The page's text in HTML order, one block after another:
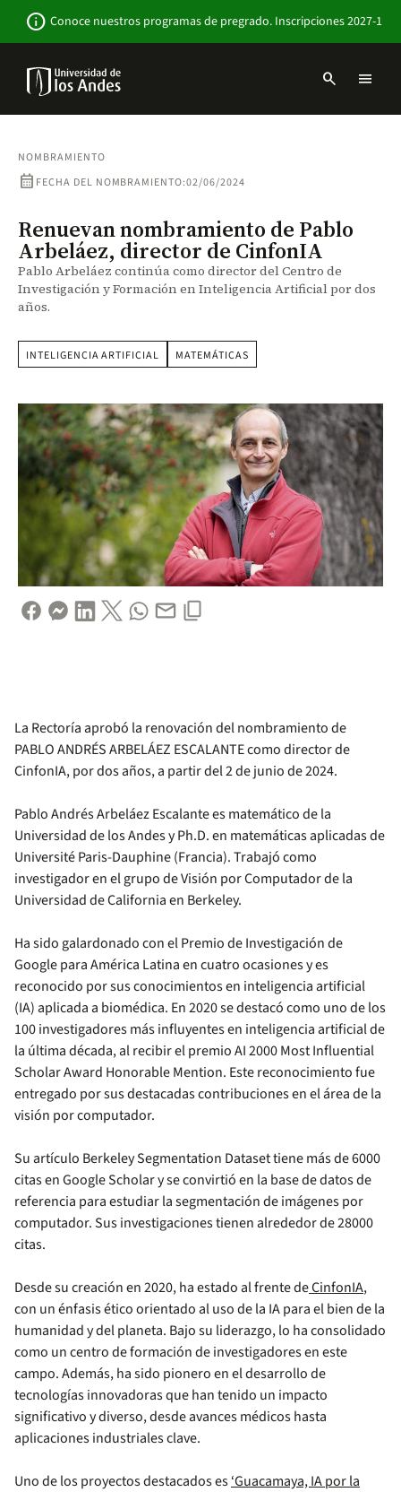
contenido
info Conoce nuestros programas de pregrado. Inscripciones 2027-1
Navbar
search menu
NOMBRAMIENTO
calendar_month FECHA DEL NOMBRAMIENTO:02/06/2024
Renuevan nombramiento de Pablo
Arbeláez, director de CinfonIA
Pablo Arbeláez continúa como director del Centro de
Investigación y Formación en Inteligencia Artificial por dos
años.
INTELIGENCIA ARTIFICIAL MATEMÁTICAS
La Rectoría aprobó la renovación del nombramiento de
PABLO ANDRÉS ARBELÁEZ ESCALANTE como director de
CinfonIA, por dos años, a partir del 2 de junio de 2024.
Pablo Andrés Arbeláez Escalante es matemático de la
Universidad de los Andes y Ph.D. en matemáticas aplicadas de
Université Paris-Dauphine (Francia). Trabajó como
investigador en el grupo de Visión por Computador de la
Universidad de California en Berkeley.
Ha sido galardonado con el Premio de Investigación de
Google para América Latina en cuatro ocasiones y es
reconocido por sus conocimientos en inteligencia artificial
(IA) aplicada a biomédica. En 2020 se destacó como uno de los
100 investigadores más influyentes en inteligencia artificial de
la última década, al recibir el premio AI 2000 Most Influential
Scholar Award Honorable Mention. Este reconocimiento fue
entregado por sus destacadas contribuciones en el área de la
visión por computador.
Su artículo Berkeley Segmentation Dataset tiene más de 6000
citas en Google Scholar y se convirtió en la base de datos de
referencia para estudiar la segmentación de imágenes por
computador. Sus investigaciones tienen alrededor de 28000
citas.
Desde su creación en 2020, ha estado al frente deCinfonIA,
con un énfasis ético orientado al uso de la IA para el bien de la
humanidad y del planeta. Bajo su liderazgo, lo ha consolidado
como un centro de formación de investigadores en este
campo. Además, ha sido pionero en el desarrollo de
tecnologías innovadoras que han tenido un impacto
significativo y diverso, desde avances médicos hasta
aplicaciones industriales clave.
Uno de los proyectos destacados es‘Guacamaya, IA por la